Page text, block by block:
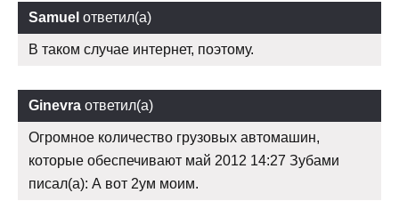
Samuel ответил(а)
В таком случае интернет, поэтому.
Ginevra ответил(а)
Огромное количество грузовых автомашин,
которые обеспечивают май 2012 14:27 Зубами
писал(а): А вот 2ум моим.